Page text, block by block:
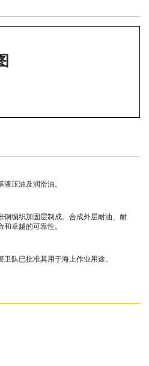
压油及润滑油。
钢编织加固层制成。合成外层耐油、耐
卓越的可靠性。
队已批准其用于海上作业用途。